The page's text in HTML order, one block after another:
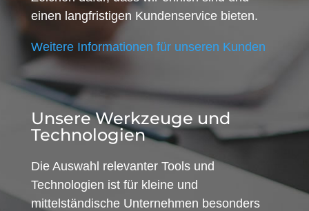
einen langfristigen Kundenservice bieten.
Weitere Informationen für unseren Kunden
Unsere Werkzeuge und
Technologien
Die Auswahl relevanter Tools und
Technologien ist für kleine und
mittelständische Unternehmen besonders